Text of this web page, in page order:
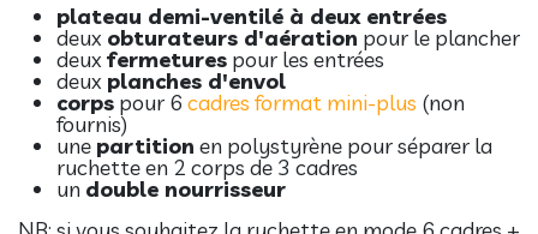
plateau demi-ventilé à deux entrées
deux obturateurs d'aération pour le plancher
deux fermetures pour les entrées
deux planches d'envol
corps pour 6 cadres format mini-plus (non
fournis)
une partition en polystyrène pour séparer la
ruchette en 2 corps de 3 cadres
un double nourrisseur